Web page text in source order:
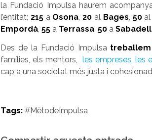
la Fundació Impulsa haurem
l’entitat; 215 a Osona, 20 al Bages, 50 al
Empordà, 55 a Terrassa, 50 a
Des de la Fundació Impulsa treballem
famílies, els mentors, les empreses, les
cap a una societat més justa i
Tags: #MètodeImpulsa